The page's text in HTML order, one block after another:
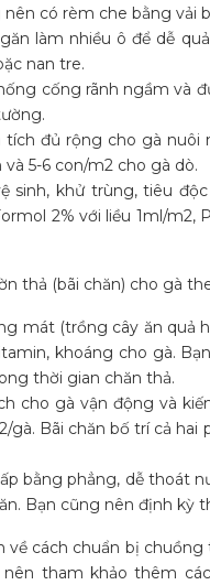
có rèm che bằng vải
làm nhiều ô để dễ
nan tre.
cống rãnh ngầm và
tích đủ rộng cho gà
5-6 con/m2 cho gà dò.
sinh, khử trùng, tiêu
2% với liều 1ml/m2,
thả (bãi chăn) cho gà
mát (trồng cây ăn quả
khoáng cho gà.
thời gian chăn thả.
cho gà vận động và
gà. Bãi chăn bố trí cả
bằng phẳng, dễ thoát
Bạn cũng nên định kỳ
cách chuẩn bị
tham khảo thêm các